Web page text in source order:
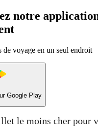
notre
de voyage en un seul endroit
Google Play
le moins cher pour